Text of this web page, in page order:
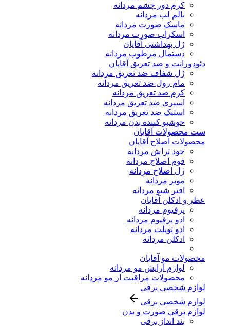
کرم دور چشم مردانه
بالم لب مردانه
ماسک صورت مردانه
اسکراب صورت مردانه
ژل بهداشتی آقایان
دستمال مرطوب مردانه
دئودورانت و ضد تعریق آقایان
ژل شفاف ضد تعریق مردانه
مام رول ضد تعریق مردانه
کرم ضد تعریق مردانه
اسپری ضد تعریق مردانه
استیک ضد تعریق مردانه
خوشبو کننده بدن مردانه
ست محصولات آقایان
محصولات اصلاح آقایان
خود تراش مردانه
فوم اصلاح مردانه
ژل اصلاح مردانه
موبر مردانه
افتر شیو مردانه
عطر و ادکلن آقایان
پرفیوم مردانه
ادو پرفیوم مردانه
ادو تویلت مردانه
ادکلن مردانه
محصولات مو آقایان
لوازم آرایش مو مردانه
محصولات مراقبت از مو مردانه
لوازم شخصی برقی
لوازم شخصی برقی
لوازم برقی صورت و بدن
بند انداز برقی